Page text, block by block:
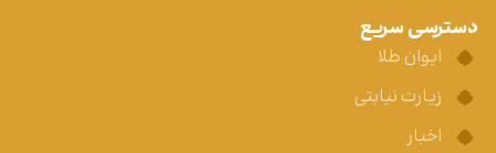
دسترسی سریع
ایوان طلا
زیارت نیابتی
اخبار